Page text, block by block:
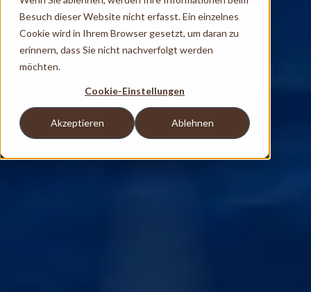
Besuch dieser Website nicht erfasst. Ein einzelnes
Cookie wird in Ihrem Browser gesetzt, um daran zu
erinnern, dass Sie nicht nachverfolgt werden
möchten.
Cookie-Einstellungen
Akzeptieren Ablehnen